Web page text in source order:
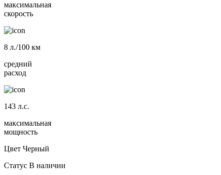
максимальная
скорость
8 л./100 км
средний
расход
143 л.с.
максимальная
мощность
Цвет Черный
Статус В наличии